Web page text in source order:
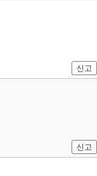
신고
신고